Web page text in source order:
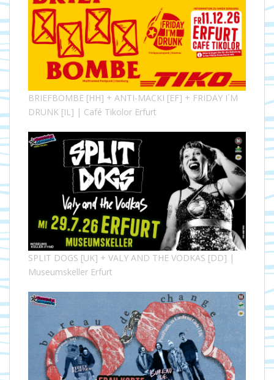
BRIEFBOMBE [HH] + ANTI-MACKI [EF] + FRIDAY I´M
DRUNK [IL] | Café Tikolor Erfurt
SPLIT DOGS [UK] + VALY AND THE VODKAS [DD] |
Museumskeller Erfurt